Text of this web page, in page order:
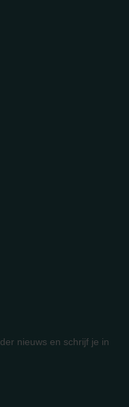
nieuws en schrijf je in